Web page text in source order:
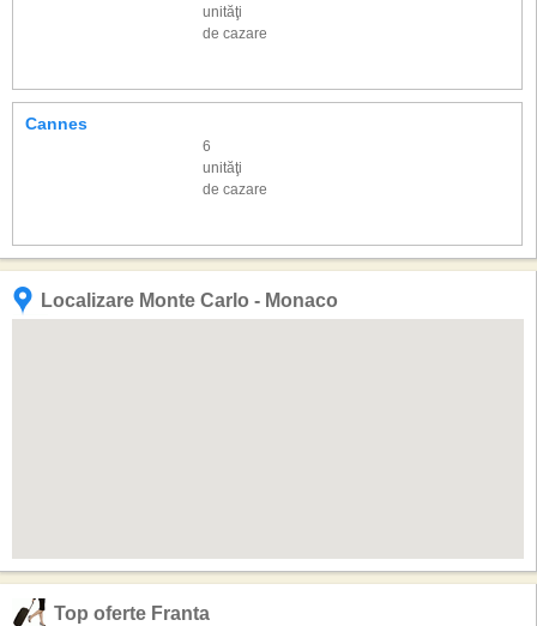
unităţi
de cazare
Cannes
6
unităţi
de cazare
Localizare Monte Carlo - Monaco
Top oferte Franta